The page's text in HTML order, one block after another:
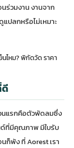
ร่วมงาน งานจาก
ปลกหรือไม่เหมาะ
ไหม? พิกัดวัด ราคา
นแรกคือตัวพัดลมซึ่ง
ที่มีคุณภาพ มีใบรับ
ก็พัง ที่ Aorest เรา